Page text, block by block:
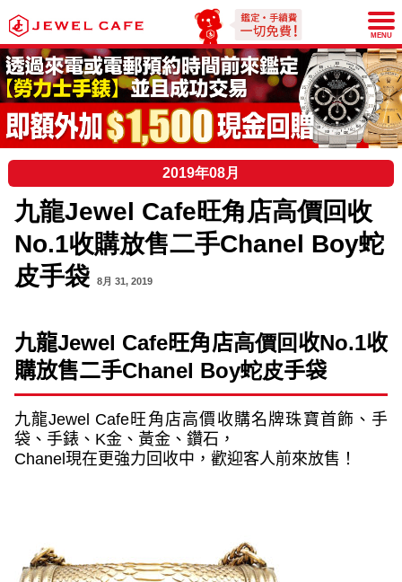
JEWEL CAFE
MENU
2019年08月
九龍Jewel Cafe旺角店高價回收
No.1收購放售二手Chanel Boy蛇
皮手袋
8月 31, 2019
九龍Jewel Cafe旺角店高價回收No.1收
購放售二手Chanel Boy蛇皮手袋
九龍Jewel Cafe旺角店高價收購名牌珠寶首飾、手
袋、手錶、 K金、黃金、鑽石，
Chanel現在更強力回收中，歡迎客人前來放售！